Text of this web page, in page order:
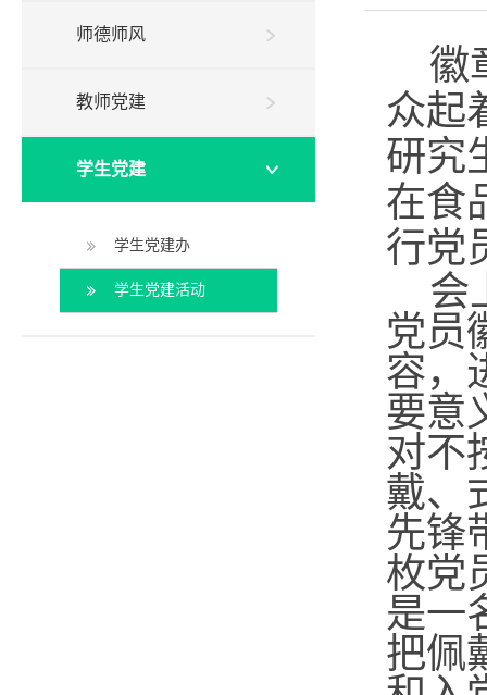
师德师风
教师党建
学生党建
学生党建办
学生党建活动
徽
众起
研究
在食
行党
会
党员
容，
要意
对不
戴、
先锋
枚党
是一
把佩